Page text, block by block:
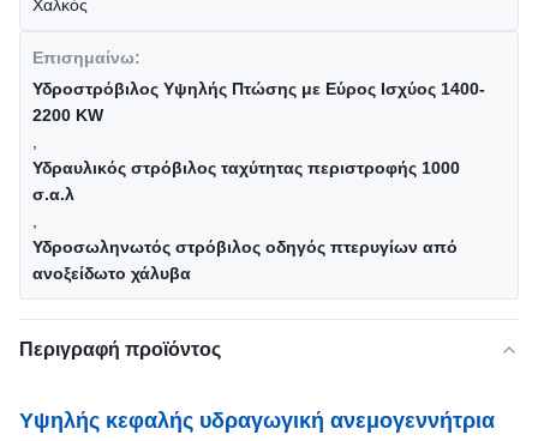
Χαλκός
Επισημαίνω:
Υδροστρόβιλος Υψηλής Πτώσης με Εύρος Ισχύος 1400-
2200 KW
Υδραυλικός στρόβιλος ταχύτητας περιστροφής 1000
σ.α.λ
Υδροσωληνωτός στρόβιλος οδηγός πτερυγίων από
ανοξείδωτο χάλυβα
Περιγραφή προϊόντος
Υψηλής κεφαλής υδραγωγική ανεμογεννήτρια